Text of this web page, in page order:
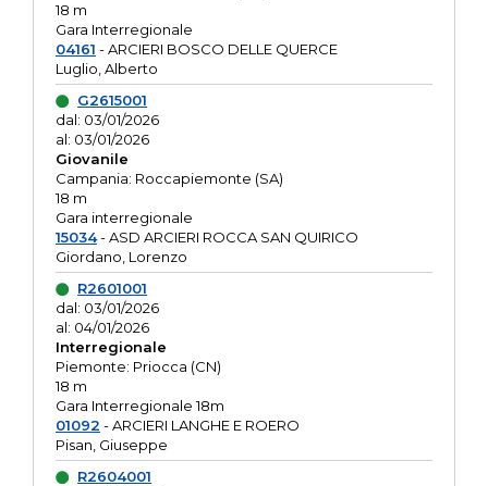
18 m
Gara Interregionale
04161 - ARCIERI BOSCO DELLE QUERCE
Luglio, Alberto
G2615001
dal: 03/01/2026
al: 03/01/2026
Giovanile
Campania: Roccapiemonte (SA)
18 m
Gara interregionale
15034- ASD ARCIERI ROCCA SAN QUIRICO
Giordano, Lorenzo
R2601001
dal: 03/01/2026
al: 04/01/2026
Interregionale
Piemonte: Priocca (CN)
18 m
Gara Interregionale 18m
01092 - ARCIERI LANGHE E ROERO
Pisan, Giuseppe
R2604001